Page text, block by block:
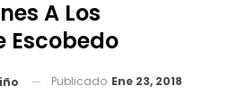
A Los
Escobedo
Publicado Ene 23, 2018